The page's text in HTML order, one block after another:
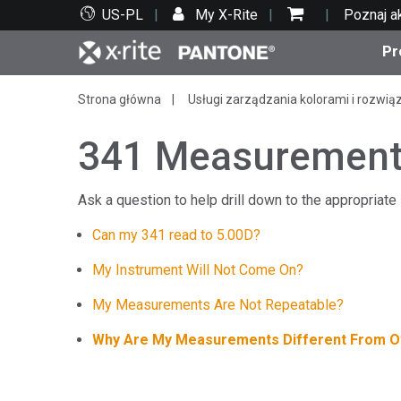
US-PL My X-Rite Poznaj
Top produkty
Druk i opakowania
Wsparcie techniczne
Zasoby edukacyjne
Strona główna Usługi zarządzania kolorami i
341
Ask a question to help drill down to the appropriate
Can my 341 read to 5.00D?
My Instrument Will Not Come On?
My Measurements Are Not Repeatable?
Why Are My Measurements Different From